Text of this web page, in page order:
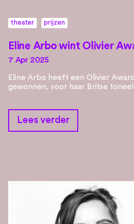
theater prijzen
Eline Arbo wint Olivier
7 Apr 2025
Eline Arbo heeft een Olivier
gewonnen, voor haar Britse
Lees verder